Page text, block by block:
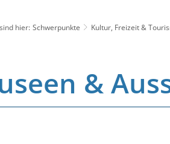
hier: Schwerpunkte Kultur, Freizeit &
&